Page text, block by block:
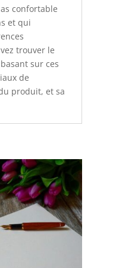
confortable
et qui
trouver le
sur ces
de
produit, et sa